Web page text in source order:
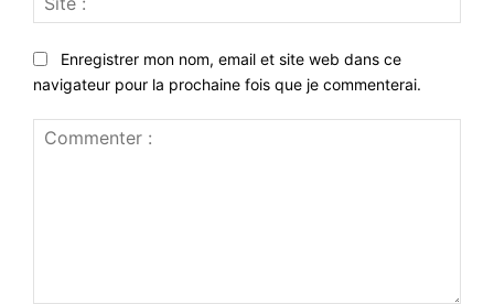
:
Enregistrer mon nom, email et site web dans ce
navigateur pour la prochaine fois que je commenterai.